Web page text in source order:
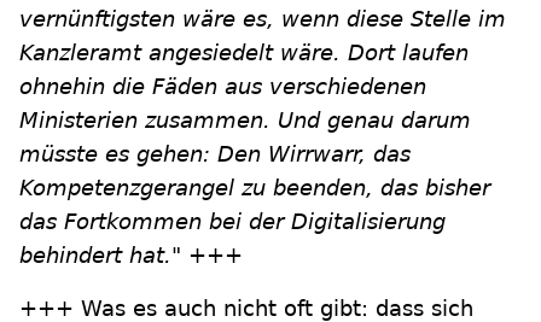
vernünftigsten wäre es, wenn diese Stelle im
Kanzleramt angesiedelt wäre. Dort laufen
ohnehin die Fäden aus verschiedenen
Ministerien zusammen. Und genau darum
müsste es gehen: Den Wirrwarr, das
Kompetenzgerangel zu beenden, das bisher
das Fortkommen bei der Digitalisierung
behindert hat." +++
+++ Was es auch nicht oft gibt: dass sich